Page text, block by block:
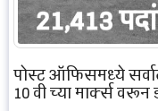
पोस्ट ऑफिसमध्ये
10 वी च्या मार्क्स